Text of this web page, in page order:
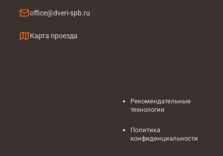
office@dveri-spb.ru
Карта проезда
Рекомендательные
технологии
Политика
конфиденциальности